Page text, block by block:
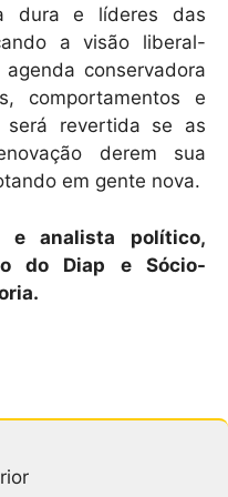
dura e líderes das
a visão liberal-
conservadora
comportamentos e
será revertida se as
derem sua
em gente nova.
e analista político,
do Diap e Sócio-